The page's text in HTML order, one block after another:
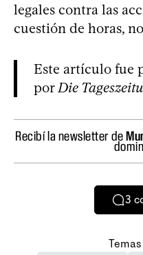
legales contra las
cuestión de horas,
Este artículo fue
por Die
Recibí la newsletter de
3